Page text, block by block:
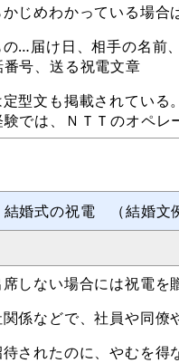
じめわかっている場合
…届け日、相手の名前
号、送る祝電文章
型文も掲載されている
験では、ＮＴＴのオペ
婚式の祝電 （結婚文
しない場合には祝電を
係などで、社員や同僚
されたのに、やむを得